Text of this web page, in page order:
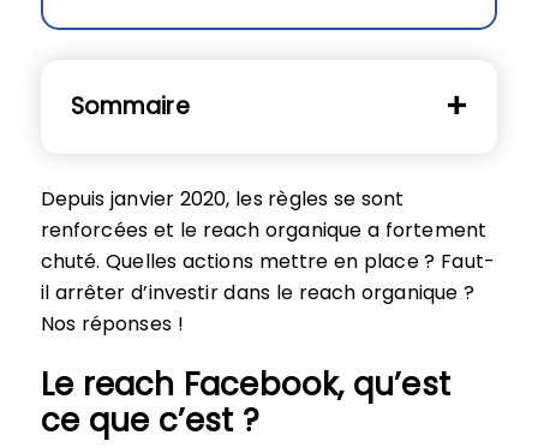
Sommaire
Depuis janvier 2020, les règles se sont
renforcées et le reach organique a fortement
chuté. Quelles actions mettre en place ? Faut-
il arrêter d’investir dans le reach organique ?
Nos réponses !
Le reach Facebook, qu’est
ce que c’est ?